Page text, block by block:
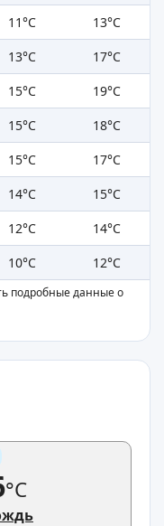
11°C
13°C
13°C
17°C
15°C
19°C
15°C
18°C
15°C
17°C
14°C
15°C
12°C
14°C
10°C 12°C
подробные данные о
°C